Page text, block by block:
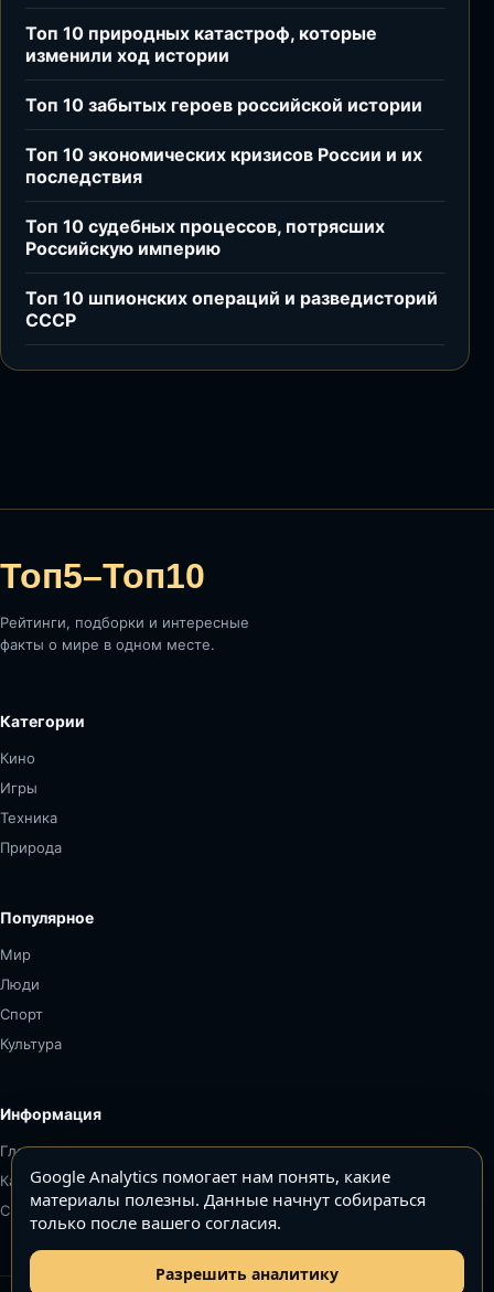
Топ 10 природных катастроф, которые
изменили ход истории
Топ 10 забытых героев российской истории
Топ 10 экономических кризисов России и их
последствия
Топ 10 судебных процессов, потрясших
Российскую империю
Топ 10 шпионских операций и разведисторий
СССР
Топ5–Топ10
Рейтинги, подборки и интересные
факты о мире в одном месте.
Категории
Кино
Игры
Техника
Природа
Популярное
Мир
Люди
Спорт
Культура
Информация
Главная
Карта сайта
Связаться
Google Analytics помогает нам понять, какие
материалы полезны. Данные начнут собираться
только после вашего согласия.
Разрешить аналитику